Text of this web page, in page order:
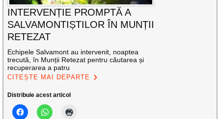
INTERVENȚIE PROMPTĂ A
SALVAMONTIȘTILOR ÎN MUNȚII
RETEZAT
Echipele Salvamont au intervenit, noaptea
trecută, în Munții Retezat pentru căutarea și
recuperarea a patru
CITEȘTE MAI DEPARTE
Distribuie acest articol